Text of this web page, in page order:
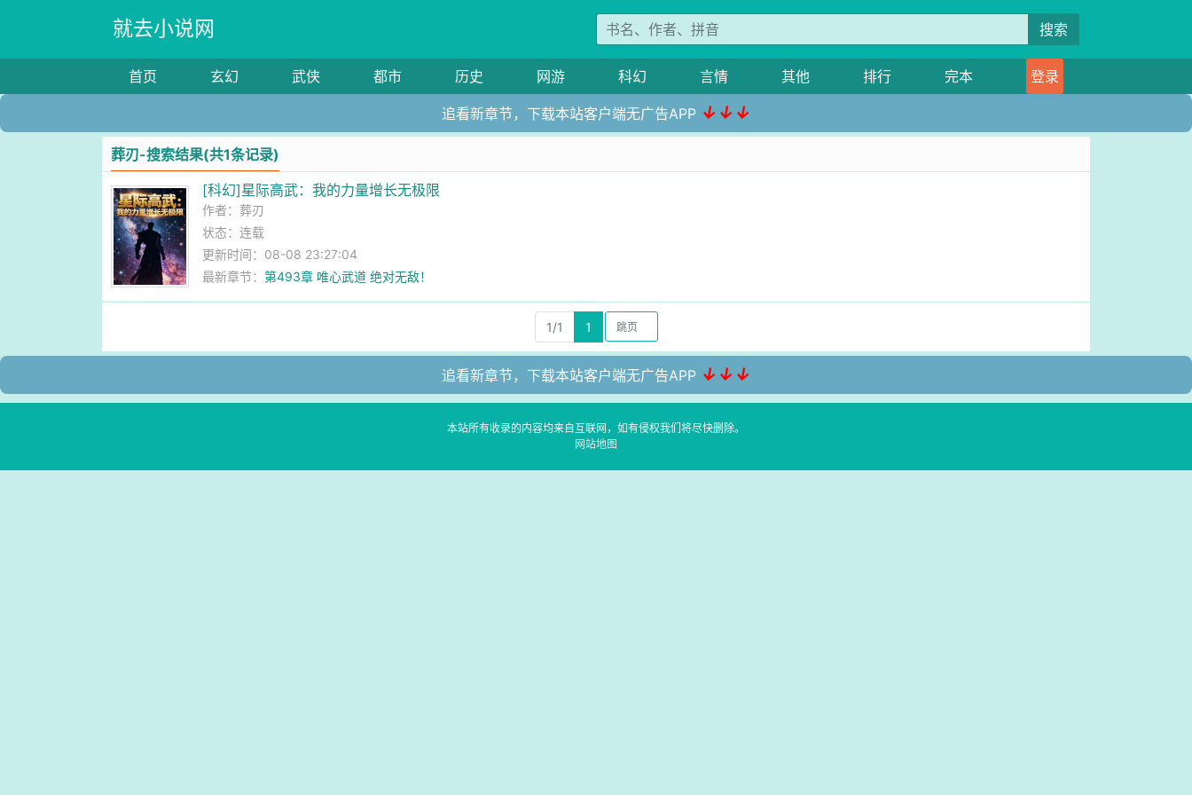
就去小说网 搜索
首页 玄幻 武侠 都市 历史 网游 科幻 言情 其他 排行 完本 登录
追看新章节，下载本站客户端无广告APP ↓↓↓
葬刃-搜索结果(共1条记录)
[科幻]星际高武：我的力量增长无极限
作者：葬刃
状态：连载
更新时间：08-08 23:27:04
最新章节：第493章 唯心武道 绝对无敌！
1/1 1
追看新章节，下载本站客户端无广告APP ↓↓↓
本站所有收录的内容均来自互联网，如有侵权我们将尽快删除。
网站地图